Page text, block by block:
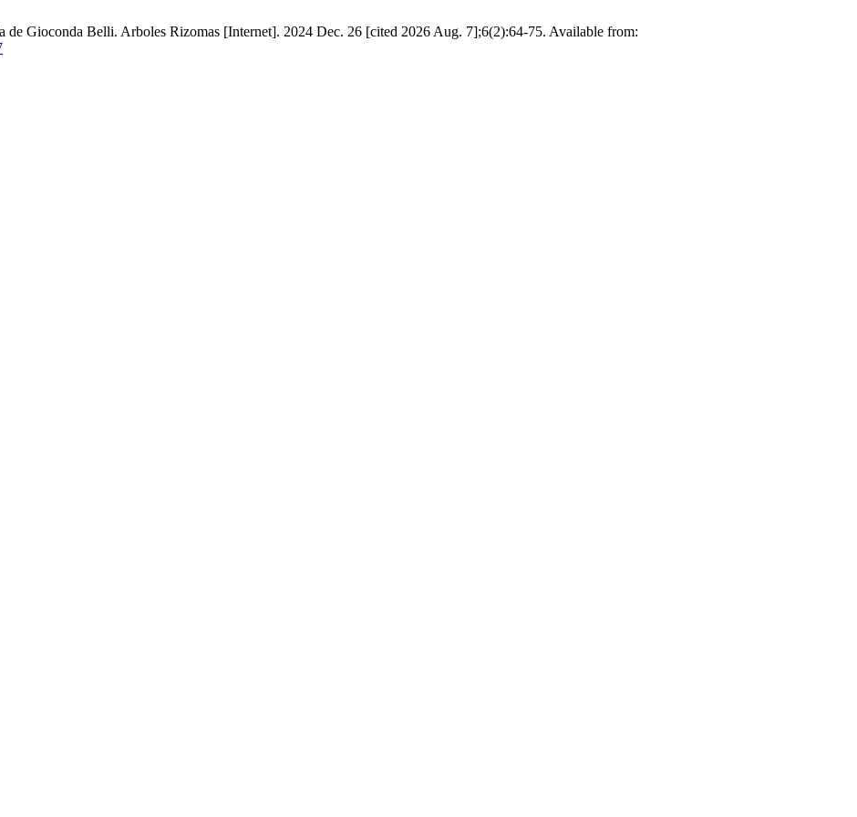
de Gioconda Belli. Arboles Rizomas [Internet]. 2024 Dec. 26 [cited 2026 Aug. 7];6(2):64-75. Available from: